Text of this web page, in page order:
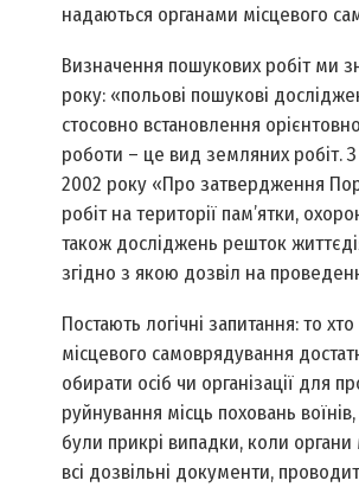
надаються органами місцевого
Визначення пошукових робіт ми
року: «польові пошукові
стосовно встановлення
роботи – це вид земляних робіт.
2002 року «Про затвердження
робіт на території пам’ятки,
також досліджень решток
згідно з якою дозвіл на
Постають логічні запитання: то
місцевого самоврядування
обирати осіб чи організації для
руйнування місць поховань
були прикрі випадки, коли органи
всі дозвільні документи,